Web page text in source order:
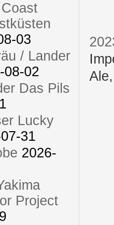
03
/ Lander
08-02
Das Pils
Lucky
31
2026-
Project